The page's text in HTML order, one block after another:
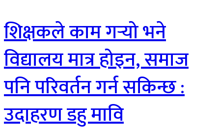
शिक्षकले काम गर्‍यो भने
विद्यालय मात्र होइन, समाज
पनि परिवर्तन गर्न सकिन्छ :
उदाहरण डहु मावि